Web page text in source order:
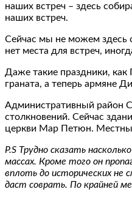
наших встреч – здесь
наших встреч.
Сейчас мы не можем здесь
нет места для встреч,
Даже такие праздники, как
граната, а теперь армяне
Административный район
столкновений. Сейчас
церкви Мар Петюн.
P.S Трудно сказать
массах. Кроме того он
вплоть до исторических не
даст соврать. По крайней